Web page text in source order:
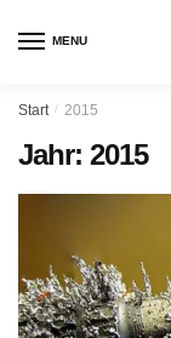
MENU
Start / 2015
Jahr: 2015